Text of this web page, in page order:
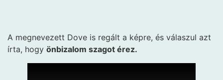
A megnevezett Dove is regált a képre, és válaszul azt
írta, hogy önbizalom szagot érez.